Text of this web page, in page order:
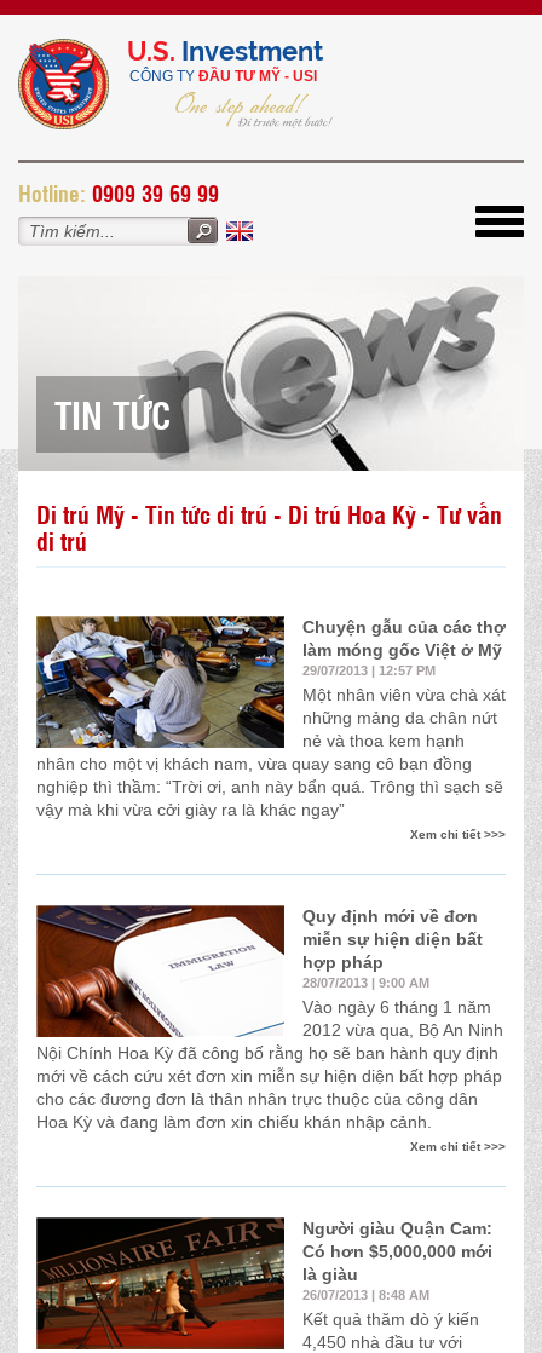
U.S. Investment
CÔNG TY ĐẦU TƯ MỸ - USI
Hotline: 0909 39 69 99
TIN TỨC
Di trú Mỹ - Tin tức di trú - Di trú Hoa Kỳ - Tư vấn
di trú
Chuyện gẫu của các thợ
làm móng gốc Việt ở Mỹ
29/07/2013 | 12:57 PM
Một nhân viên vừa chà xát
những mảng da chân nứt
nẻ và thoa kem hạnh
nhân cho một vị khách nam, vừa quay sang cô bạn đồng
nghiệp thì thầm: “Trời ơi, anh này bẩn quá. Trông thì sạch sẽ
vậy mà khi vừa cởi giày ra là khác ngay”
Xem chi tiết >>>
Quy định mới về đơn
miễn sự hiện diện bất
hợp pháp
28/07/2013 | 9:00 AM
Vào ngày 6 tháng 1 năm
2012 vừa qua, Bộ An Ninh
Nội Chính Hoa Kỳ đã công bố rằng họ sẽ ban hành quy định
mới về cách cứu xét đơn xin miễn sự hiện diện bất hợp pháp
cho các đương đơn là thân nhân trực thuộc của công dân
Hoa Kỳ và đang làm đơn xin chiếu khán nhập cảnh.
Xem chi tiết >>>
Người giàu Quận Cam:
Có hơn $5,000,000 mới
là giàu
26/07/2013 | 8:48 AM
Kết quả thăm dò ý kiến
4,450 nhà đầu tư với